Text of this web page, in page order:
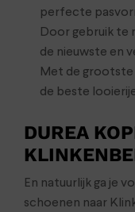
perfecte
Door gebruik te
de nieuwste en
Met de grootste
de beste
DUREA
En natuurlijk ga je
schoenen naar